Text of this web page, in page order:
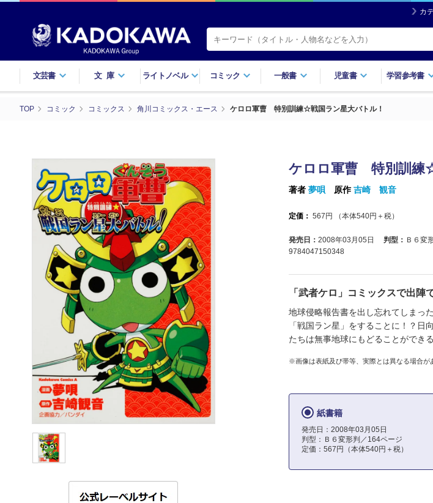
カ
文芸書 文庫 ライトノベル コミック 一般書 児童書 学習参考書
TOP コミック コミックス 角川コミックス・エース ケロロ軍曹 特別訓練☆戦国ラン星大バトル！
ケロロ軍曹 特別訓練
著者 夢唄 原作吉崎 観音
定価： 567 円 （本体540円＋税）
発売日： 2008年03月05日 判型： Ｂ６変
9784047150348
「武者ケロ」コミックスで出陣
地球侵略報告書を出し忘れてしまっ
「戦国ラン星」をすることに！？日
たちは無事地球にもどることができ
※画像は表紙及び帯等、実際とは異なる場合が
紙書籍
発売日：2008年03月05日
判型：Ｂ６変形判／164ページ
定価：567円（本体540円＋税）